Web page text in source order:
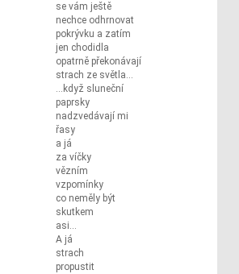
se vám ještě
nechce odhrnovat
pokrývku a zatím
jen chodidla
opatrně překonávají
strach ze světla…
…když sluneční
paprsky
nadzvedávají mi
řasy
a já
za víčky
vězním
vzpomínky
co neměly být
skutkem
asi…
A já
strach
propustit